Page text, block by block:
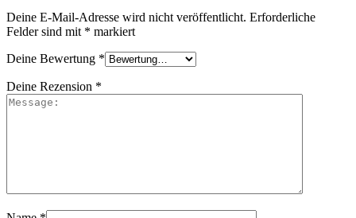
Deine E-Mail-Adresse wird nicht veröffentlicht. Erforderliche
Felder sind mit * markiert
Deine Bewertung *
Deine Rezension *